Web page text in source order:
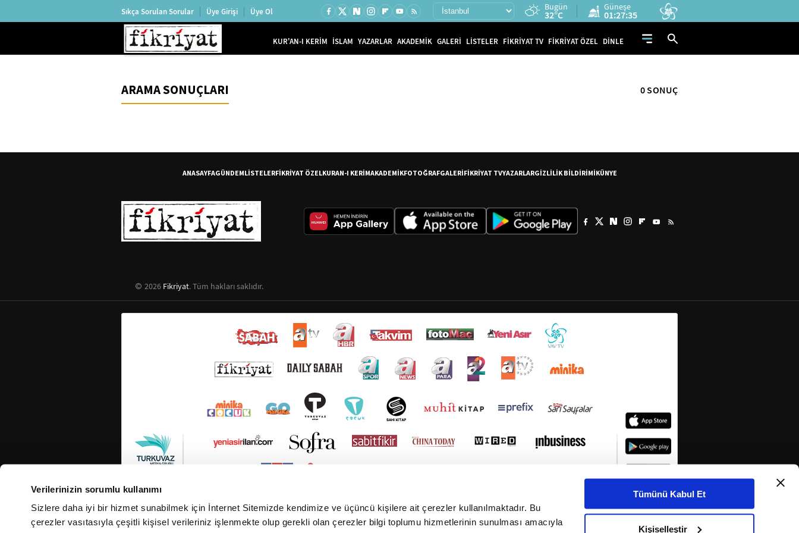
Verilerinizin sorumlu kullanımı
Sizlere daha iyi bir hizmet sunabilmek için İnternet Sitemizde kendimize ve üçüncü kişilere ait çerezler kullanılmaktadır. Bu
çerezler vasıtasıyla çeşitli kişisel verileriniz işlenmekte olup gerekli olan çerezler bilgi toplumu hizmetlerinin sunulması amacıyla
Tümünü Kabul Et
Kişiselleştir
Sıkça Sorulan Sorular Üye Girişi Üye Ol Bugün
32°C
Güneşe
01:27:34
KUR'AN-I KERİM İSLAM YAZARLAR AKADEMİK GALERİ LİSTELER FİKRİYAT TV FİKRİYAT ÖZEL DİNLE
ARAMA SONUÇLARI 0 SONUÇ
ANASAYFAGÜNDEMLİSTELERFİKRİYAT ÖZELKURAN-I KERİMAKADEMİKFOTOĞRAFGALERİFİKRİYAT TVYAZARLARGİZLİLİK BİLDİRİMİKÜNYE
2026 Fikriyat. Tüm hakları saklıdır.